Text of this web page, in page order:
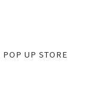
POP UP STORE